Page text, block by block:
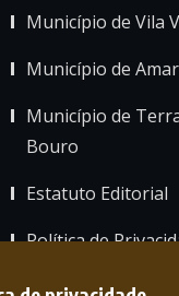
Município de Vila
Município de
Município de
Bouro
Estatuto Editorial
Política de